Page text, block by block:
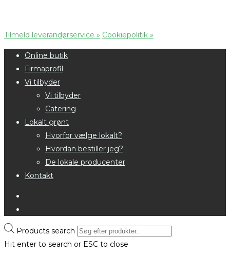
Tilmeld leverandørservice » Cookiepolitik »
Online butik
Firmaprofil
Vi tilbyder
Vi tilbyder
Catering
Lokalt grønt
Hvorfor vælge lokalt?
Hvordan bestiller jeg?
De lokale producenter
Kontakt
Products search
Hit enter to search or ESC to close